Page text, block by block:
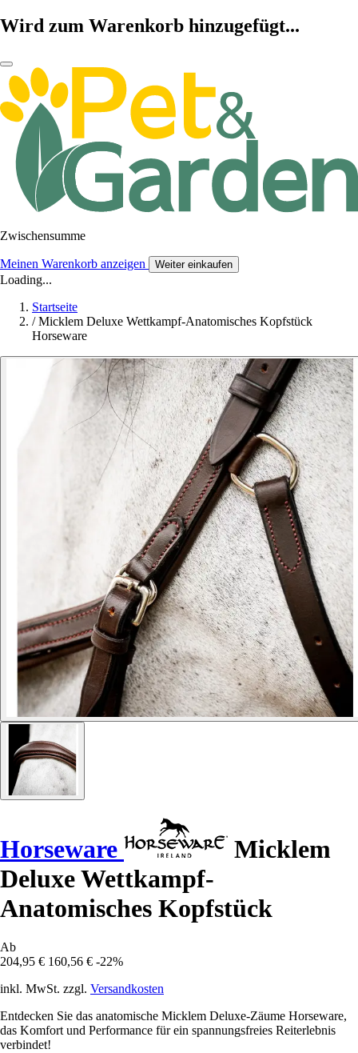
Wird zum Warenkorb hinzugefügt...
Zwischensumme
Meinen Warenkorb anzeigen Weiter einkaufen
Loading...
Startseite
/ Micklem Deluxe Wettkampf-Anatomisches Kopfstück
Horseware
Horseware
Micklem
Deluxe Wettkampf-
Anatomisches Kopfstück
Ab
204,95 € 160,56 € -22%
inkl. MwSt. zzgl. Versandkosten
Entdecken Sie das anatomische Micklem Deluxe-Zäume Horseware,
das Komfort und Performance für ein spannungsfreies Reiterlebnis
verbindet!